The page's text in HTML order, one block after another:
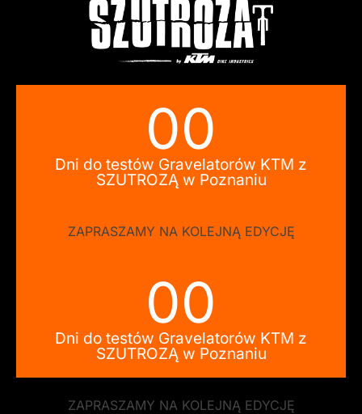
00
Dni do testów Gravelatorów KTM z
SZUTROZĄ w Poznaniu
ZAPRASZAMY NA KOLEJNĄ EDYCJĘ
00
Dni do testów Gravelatorów KTM z
SZUTROZĄ w Poznaniu
ZAPRASZAMY NA KOLEJNĄ EDYCJĘ